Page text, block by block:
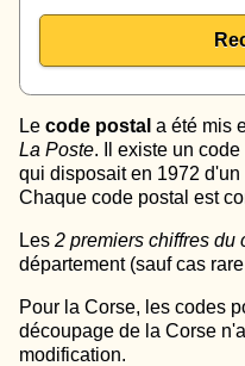
Le code postal a été mis
La Poste. Il existe un
qui disposait en 1972
Chaque code postal est
Les 2 premiers chiffres du
département (sauf cas
Pour la Corse, les codes
découpage de la Corse
modification.